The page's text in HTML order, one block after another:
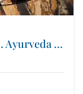
Mirabell Dolomites Hotel . Luxury . Ayurveda & Spa